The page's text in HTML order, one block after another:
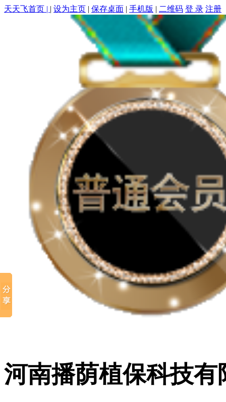
天天飞首页 | | 设为主页 | 保存桌面 | 手机版 | 二维码 登 录 注册
河南播荫植保科技有